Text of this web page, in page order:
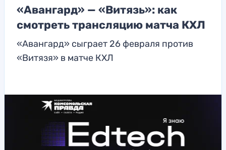
«Авангард» — «Витязь»: как
смотреть трансляцию матча КХЛ
«Авангард» сыграет 26 февраля против
«Витязя» в матче КХЛ